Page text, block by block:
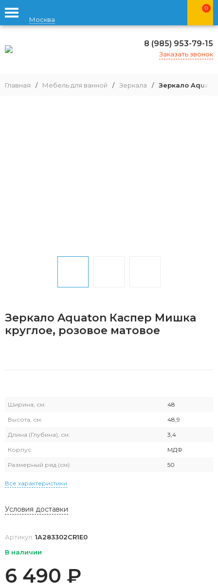
Москва
0
8 (985) 953-79-15
Заказать звонок
Главная / Мебель для ванной / Зеркала / Зеркало
Зеркало Aquaton Каспер Мишка
круглое, розовое матовое
Ширина, см: 48
Высота, см: 48,9
Длина (Глубина), см: 3,4
Корпус: МДФ
Размерный ряд (см): 50
Все характеристики
Условия доставки
Артикул: 1A283302CR1E0
В наличии
6 490 ₽